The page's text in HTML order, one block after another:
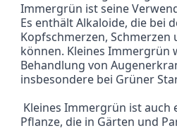
Immergrün ist seine
Es enthält Alkaloide, die bei
Kopfschmerzen,
können. Kleines Immergrün
Behandlung von
insbesondere bei Grüner
Pflanze, die in Gärten und